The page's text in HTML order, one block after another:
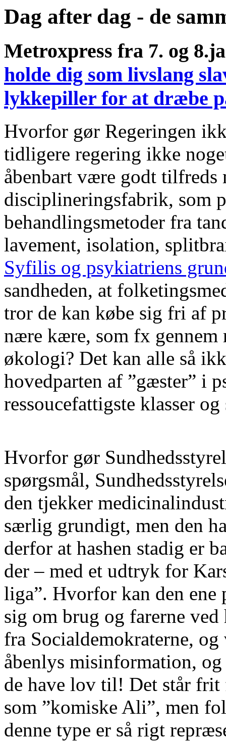
Dag after dag - de
Metroxpress fra 7. og
holde dig som livslang
lykkepiller for at dræbe
Hvorfor gør Regeringen
tidligere regering ikke
åbenbart være godt tilfreds
disciplineringsfabrik, som
behandlingsmetoder fra
lavement, isolation,
Syfilis og psykiatriens
sandheden, at
tror de kan købe sig fri af
nære kære, som fx gennem
økologi? Det kan alle så
hovedparten af ”gæster” i
ressoucefattigste klasser
Hvorfor gør
spørgsmål,
den tjekker
særlig grundigt, men den
derfor at hashen stadig er
der – med et udtryk for
liga”. Hvorfor kan den ene
sig om brug og farerne
fra Socialdemokraterne,
åbenlys misinformation,
de have lov til! Det står
som ”komiske Ali”, men
denne type er så rigt